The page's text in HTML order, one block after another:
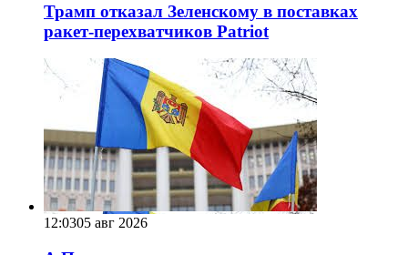
Трамп отказал Зеленскому в поставках
ракет-перехватчиков Patriot
12:0305 авг 2026